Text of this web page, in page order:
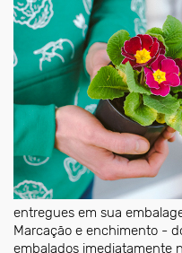
entregues em sua
Marcação e enchimento -
embalados imediatamente